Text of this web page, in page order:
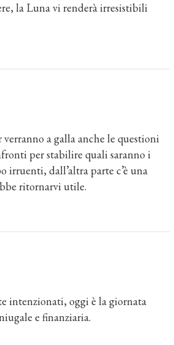
la Luna vi renderà irresistibili
a galla anche le questioni
per stabilire quali saranno i
dall’altra parte c’è una
ritornarvi utile.
intenzionati, oggi è la giornata
e finanziaria.